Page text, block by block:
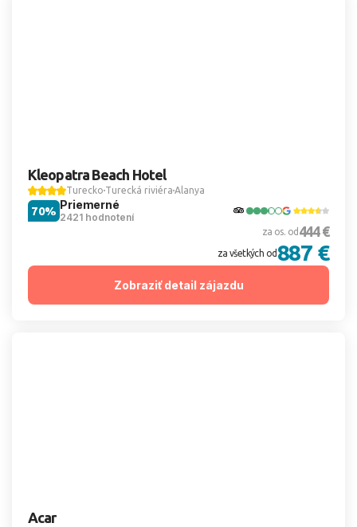
Kleopatra Beach Hotel
Turecko Turecká riviéra Alanya
Priemerné
2421 hodnotení
70%
za os. od 444 €
za všetkých od 887 €
Zobraziť detail zájazdu
Acar